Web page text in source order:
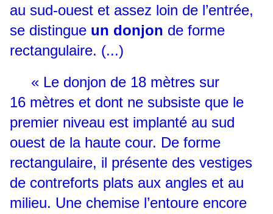
au sud-ouest et assez loin de l’entrée,
se distingue un donjon de forme
rectangulaire. (...)
« Le donjon de 18 mètres sur
16 mètres et dont ne subsiste que le
premier niveau est implanté au sud
ouest de la haute cour. De forme
rectangulaire, il présente des vestiges
de contreforts plats aux angles et au
milieu. Une chemise l’entoure encore